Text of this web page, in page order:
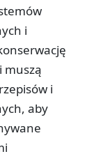
i
muszą
i
aby